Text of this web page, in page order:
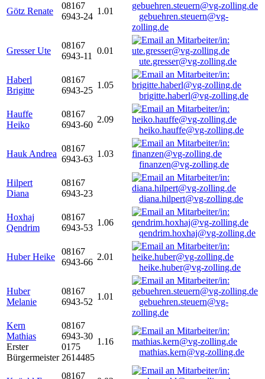
Götz Renate
08167
6943-24
1.01
gebuehren.steuern@vg-
zolling.de
Gresser Ute
08167
6943-11
0.01
ute.gresser@vg-zolling.de
Haberl
Brigitte
08167
6943-25
1.05
brigitte.haberl@vg-zolling.de
Hauffe
Heiko
08167
6943-60
2.09
heiko.hauffe@vg-zolling.de
Hauk Andrea
08167
6943-63
1.03
finanzen@vg-zolling.de
Hilpert
Diana
08167
6943-23
diana.hilpert@vg-zolling.de
Hoxhaj
Qendrim
08167
6943-53
1.06
qendrim.hoxhaj@vg-zolling.de
Huber Heike
08167
6943-66
2.01
heike.huber@vg-zolling.de
Huber
Melanie
08167
6943-52
1.01
gebuehren.steuern@vg-
zolling.de
Kern
Mathias
Erster
Bürgermeister
08167
6943-30
0175
2614485
1.16
mathias.kern@vg-zolling.de
08167